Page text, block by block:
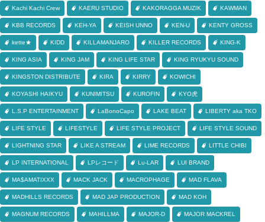
Kachi Kachi Crew KAERU STUDIO KAKORAGGA MUZIK KAWMAN
KBB RECORDS KEH-YA KEISH UNNO KEN-U KENTY GROSS
kette★ KIDD KILLAMANJARO KILLER RECORDS KING-K
KING ASIA KING JAM KING LIFE STAR KING RYUKYU SOUND
KINGSTON DISTRIBUTE KIRA KIRRY KOWICHI
KOYASHI HAIKYU KUNIMITSU KUROFIN KYO虎
L.S.P ENTERTAINMENT LaBonoCapo LAKE BEAT LIBERTY aka TKO
LIFE STYLE LIFESTYLE LIFE STYLE PROJECT LIFE STYLE SOUND
LIGHTNING STAR LIKE A STREAM LIME RECORDS LITTLE CHIBI
LP INTERNATIONAL LPレコード Lu-LAR LUI BRAND
MA$AMATIXXX MACK JACK MACROPHAGE MAD FLAVA
MADHILLS RECORDS MAD JAP PRODUCTION MAD KOH
MAGNUM RECORDS MAHILLMA MAJOR-D MAJOR MACKREL